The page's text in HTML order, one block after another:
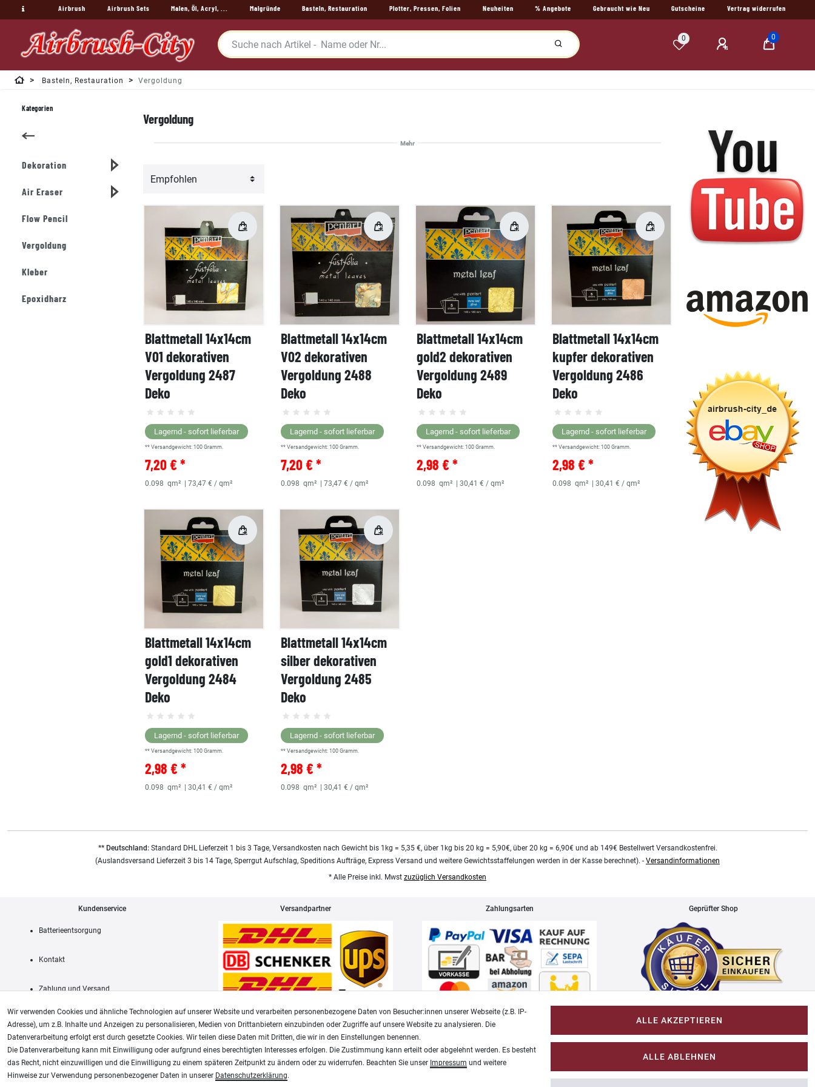
Airbrush Airbrush Sets Malen, Öl, Acryl, ... Malgründe Basteln, Restauration Plotter, Pressen, Folien Neuheiten % Angebote Gebraucht wie Neu Gutscheine Vertrag widerrufen
0 0
Basteln, Restauration Vergoldung
Vergoldung
Blattmetall 14x14cm
V01 dekorativen
Vergoldung 2487
Deko
Lagernd - sofort lieferbar
** Versandgewicht: 100 Gramm.
7,20 € *
0.098 qm² | 73,47 € / qm²
Blattmetall 14x14cm
V02 dekorativen
Vergoldung 2488
Deko
Lagernd - sofort lieferbar
** Versandgewicht: 100 Gramm.
7,20 € *
0.098 qm² | 73,47 € / qm²
Blattmetall 14x14cm
gold2 dekorativen
Vergoldung 2489
Deko
Lagernd - sofort lieferbar
** Versandgewicht: 100 Gramm.
2,98 € *
0.098 qm² | 30,41 € / qm²
Blattmetall 14x14cm
kupfer dekorativen
Vergoldung 2486
Deko
Lagernd - sofort lieferbar
** Versandgewicht: 100 Gramm.
2,98 € *
0.098 qm² | 30,41 € / qm²
Blattmetall 14x14cm
gold1 dekorativen
Vergoldung 2484
Deko
Lagernd - sofort lieferbar
** Versandgewicht: 100 Gramm.
2,98 € *
0.098 qm² | 30,41 € / qm²
Blattmetall 14x14cm
silber dekorativen
Vergoldung 2485
Deko
Lagernd - sofort lieferbar
** Versandgewicht: 100 Gramm.
2,98 € *
0.098 qm² | 30,41 € / qm²
Kategorien
Dekoration
Air Eraser
Flow Pencil
Vergoldung
Kleber
Epoxidharz
** Deutschland:Standard DHL Lieferzeit 1 bis 3 Tage, Versandkosten nach Gewicht bis 1kg = 5,35 €, über 1kg bis 20 kg = 5,90€, über 20 kg = 6,90€ und ab 149€ Bestellwert Versandkostenfrei.
(Auslandsversand Lieferzeit 3 bis 14 Tage, Sperrgut Aufschlag, Speditions Aufträge, Express Versand und weitere Gewichtsstaffelungen werden in der Kasse berechnet). - Versandinformationen
* Alle Preise inkl. Mwst zuzüglich Versandkosten
Kundenservice
Batterieentsorgung
Kontakt
Zahlung und Versand
Versandpartner Zahlungsarten Geprüfter Shop
AGB Widerrufsrecht
Unsere weiteren Shops:
Wir verwenden Cookies und ähnliche Technologien auf unserer Website und verarbeiten personenbezogene Daten von Besucher:innen unserer Webseite (z.B. IP-
Adresse), um z.B. Inhalte und Anzeigen zu personalisieren, Medien von Drittanbietern einzubinden oder Zugriffe auf unsere Website zu analysieren. Die
Datenverarbeitung erfolgt erst durch gesetzte Cookies. Wir teilen diese Daten mit Dritten, die wir in den Einstellungen benennen.
Die Datenverarbeitung kann mit Einwilligung oder aufgrund eines berechtigten Interesses erfolgen. Die Zustimmung kann erteilt oder abgelehnt werden. Es besteht
das Recht, nicht einzuwilligen und die Einwilligung zu einem späteren Zeitpunkt zu ändern oder zu widerrufen. Beachten Sie unser Impressum und weitere
Hinweise zur Verwendung personenbezogener Daten in unserer Daten­schutz­erklärung.
ALLE AKZEPTIEREN
ALLE ABLEHNEN